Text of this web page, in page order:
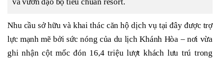
Nhu cầu sở hữu và khai thác căn hộ dịch vụ tại đây được trợ
lực mạnh mẽ bởi sức nóng của du lịch Khánh Hòa – nơi vừa
ghi nhận cột mốc đón 16,4 triệu lượt khách lưu trú trong